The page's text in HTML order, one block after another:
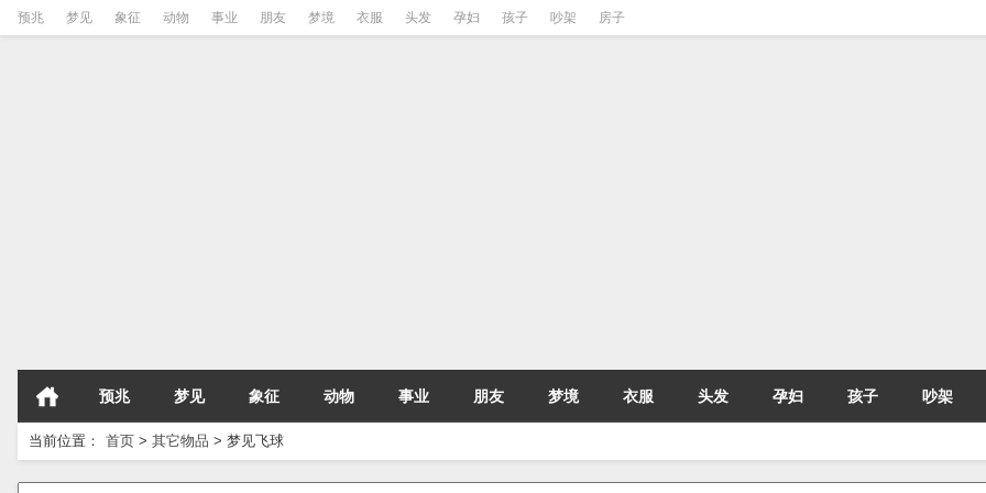
预兆 梦见 象征 动物 事业 朋友 梦境 衣服 头发 孕妇 孩子 吵架 房子
预兆 梦见 象征 动物 事业 朋友 梦境 衣服 头发 孕妇 孩子 吵架
当前位置： 首页 > 其它物品 > 梦见飞球